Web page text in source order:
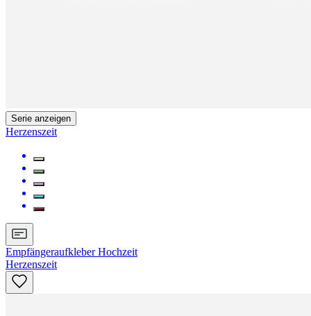
Serie anzeigen
Herzenszeit
Empfängeraufkleber Hochzeit
Herzenszeit